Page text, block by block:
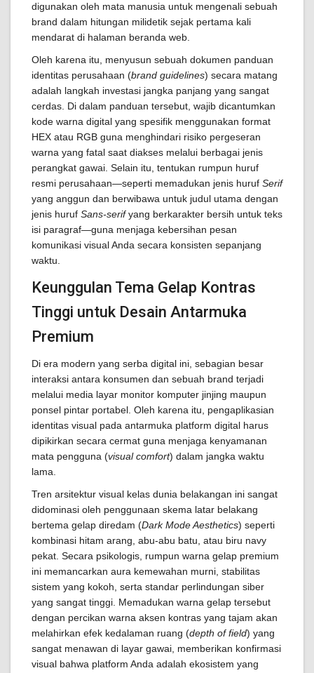
digunakan oleh mata manusia untuk mengenali sebuah
brand dalam hitungan milidetik sejak pertama kali
mendarat di halaman beranda web.
Oleh karena itu, menyusun sebuah dokumen panduan
identitas perusahaan (brand guidelines) secara matang
adalah langkah investasi jangka panjang yang sangat
cerdas. Di dalam panduan tersebut, wajib dicantumkan
kode warna digital yang spesifik menggunakan format
HEX atau RGB guna menghindari risiko pergeseran
warna yang fatal saat diakses melalui berbagai jenis
perangkat gawai. Selain itu, tentukan rumpun huruf
resmi perusahaan—seperti memadukan jenis huruf Serif
yang anggun dan berwibawa untuk judul utama dengan
jenis huruf Sans-serifyang berkarakter bersih untuk teks
isi paragraf—guna menjaga kebersihan pesan
komunikasi visual Anda secara konsisten sepanjang
waktu.
Keunggulan Tema Gelap Kontras
Tinggi untuk Desain Antarmuka
Premium
Di era modern yang serba digital ini, sebagian besar
interaksi antara konsumen dan sebuah brand terjadi
melalui media layar monitor komputer jinjing maupun
ponsel pintar portabel. Oleh karena itu, pengaplikasian
identitas visual pada antarmuka platform digital harus
dipikirkan secara cermat guna menjaga kenyamanan
mata pengguna (visual comfort) dalam jangka waktu
lama.
Tren arsitektur visual kelas dunia belakangan ini sangat
didominasi oleh penggunaan skema latar belakang
bertema gelap diredam (Dark Mode Aesthetics) seperti
kombinasi hitam arang, abu-abu batu, atau biru navy
pekat. Secara psikologis, rumpun warna gelap premium
ini memancarkan aura kemewahan murni, stabilitas
sistem yang kokoh, serta standar perlindungan siber
yang sangat tinggi. Memadukan warna gelap tersebut
dengan percikan warna aksen kontras yang tajam akan
melahirkan efek kedalaman ruang (depth of field) yang
sangat menawan di layar gawai, memberikan konfirmasi
visual bahwa platform Anda adalah ekosistem yang